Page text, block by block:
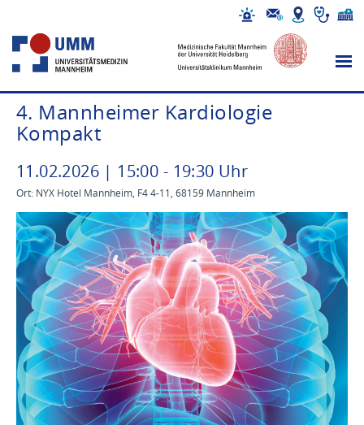
4. Mannheimer Kardiologie
Kompakt
11 .02.2026 | 15:00 - 19:30 Uhr
Ort: NYX Hotel Mannheim, F4 4-11, 68159 Mannheim